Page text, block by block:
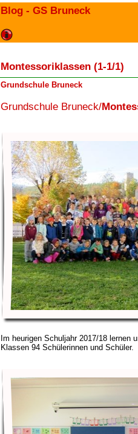
Blog - GS Bruneck
Montessoriklassen (1-1/1)
Grundschule Bruneck
Grundschule Bruneck/
Im heurigen Schuljahr 2017/18 lernen
Klassen 94 Schülerinnen und Schüler.